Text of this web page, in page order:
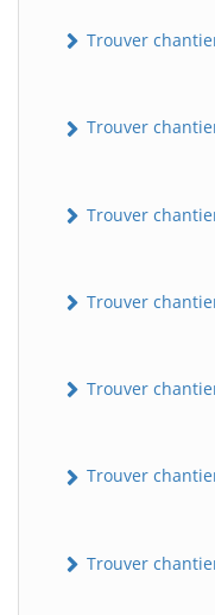
Trouver
Trouver
Trouver
Trouver
Trouver
Trouver
Trouver